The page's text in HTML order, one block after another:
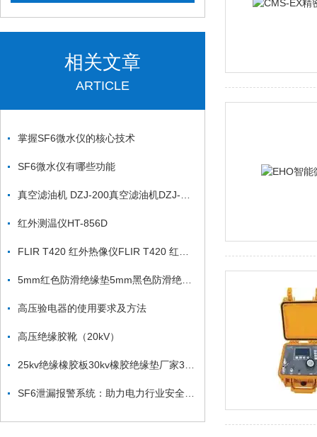
相关文章
ARTICLE
掌握SF6微水仪的核心技术
SF6微水仪有哪些功能
红外测温仪HT-856D
高压验电器的使用要求及方法
高压绝缘胶靴（20kV）